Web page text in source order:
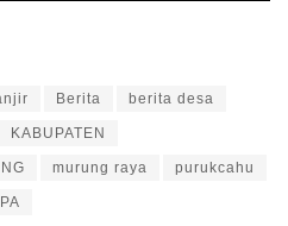
Berita berita desa
KABUPATEN
murung raya purukcahu